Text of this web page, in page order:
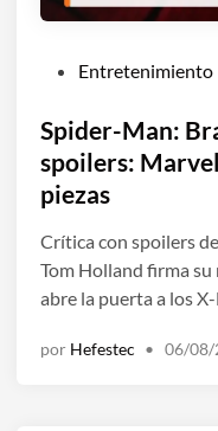
b
l
c
a
d
o
n
Entretenimiento
Spider-Man:
spoilers:
piezas
Crítica con spoilers
Tom Holland firma su
abre la puerta a los
por Hefestec • 06/08/